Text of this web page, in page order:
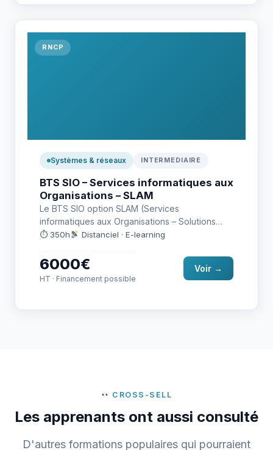
RNCP
Systèmes & réseaux INTERMEDIAIRE
BTS SIO – Services informatiques aux
Organisations – SLAM
Le BTS SIO option SLAM (Services
informatiques aux Organisations – Solutions
Logicielles et Applications Métier) s’adresse
⏱ 350h Distanciel · E-learning
6000€
HT · Financement possible
Voir →
CROSS-SELL
Les apprenants ont aussi consulté
D'autres formations populaires qui pourraient